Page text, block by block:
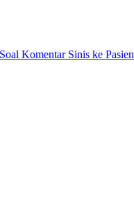
Komentar Sinis ke Pasien